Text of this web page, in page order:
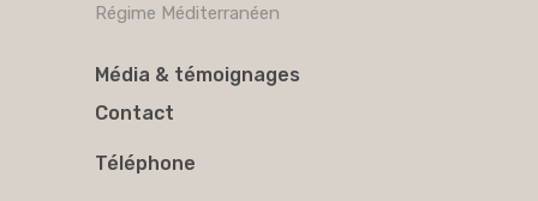
Régime Méditerranéen
Média & témoignages
Contact
Téléphone